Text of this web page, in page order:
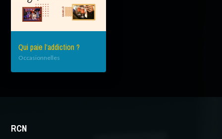
Qui paie l’addiction ?
Occasionnelles
RCN